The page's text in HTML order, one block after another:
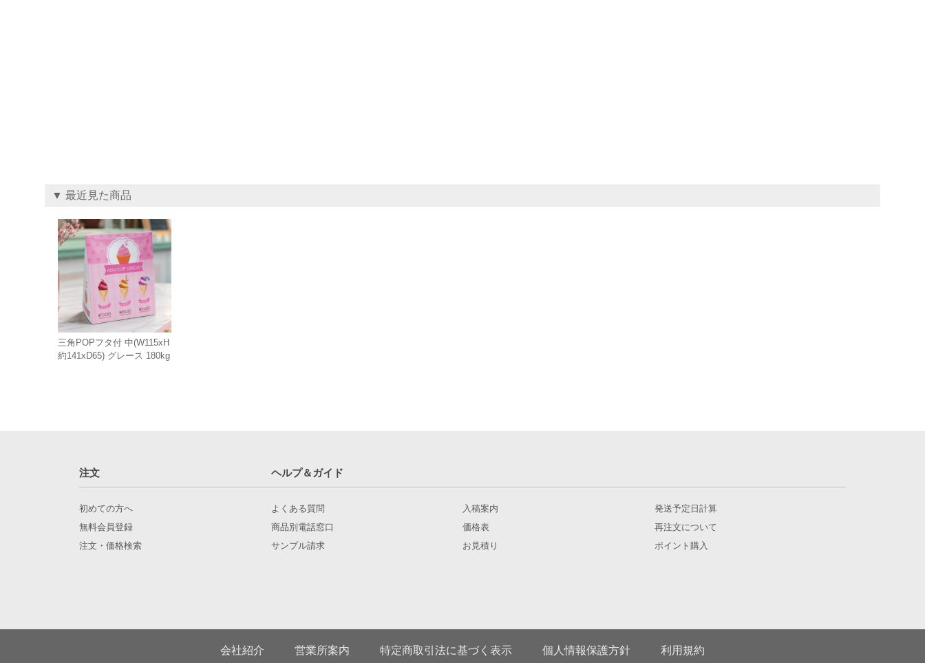
▼ 最近見た商品
三角POPフタ付 中(W115xH
約141xD65) グレース 180kg
注文 ヘルプ＆ガイド
初めての方へ
無料会員登録
注文・価格検索
よくある質問
商品別電話窓口
サンプル請求
入稿案内
価格表
お見積り
発送予定日計算
再注文について
ポイント購入
会社紹介 営業所案内 特定商取引法に基づく表示 個人情報保護方針 利用規約